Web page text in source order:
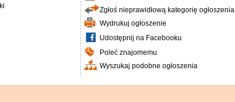
Zgłoś nieprawidłową kategorię ogłoszenia
Wydrukuj ogłoszenie
Udostępnij na Facebooku
Poleć znajomemu
Wyszukaj podobne ogłoszenia